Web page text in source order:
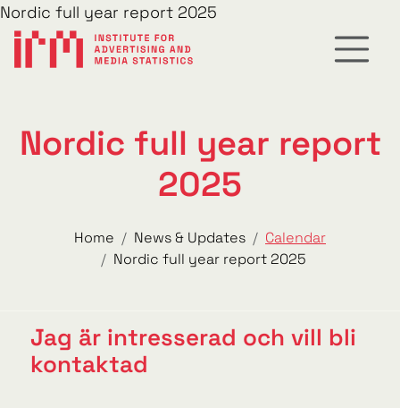
Nordic full year report 2025
Nordic full year report
2025
Home News & Updates
Calendar
Nordic full year report 2025
Jag är intresserad och vill bli
kontaktad